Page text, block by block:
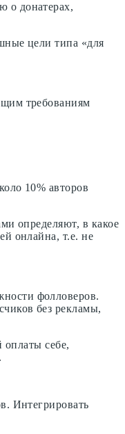
о донатерах,
цели типа «для
требованиям
10% авторов
определяют, в какое
онлайна, т.е. не
фолловеров.
без рекламы,
оплаты себе,
Интегрировать